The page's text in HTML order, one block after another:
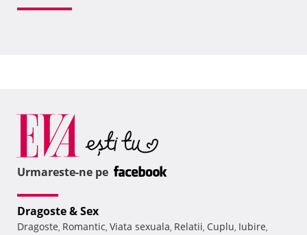
Urmareste-ne pe
Dragoste & Sex
Dragoste, Romantic, Viata sexuala, Relatii, Cuplu, Iubire,